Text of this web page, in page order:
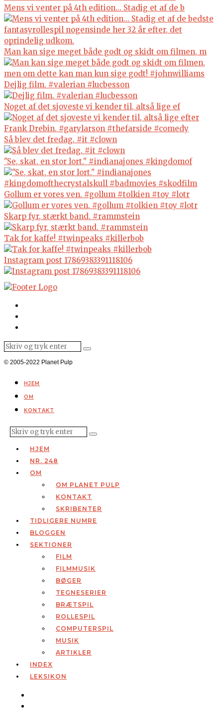
Mens vi venter på 4th edition... Stadig et af de b
Man kan sige meget både godt og skidt om filmen, m
Dejlig film. #valerian #lucbesson
Noget af det sjoveste vi kender til, altså lige ef
Så blev det fredag. #it #clown
"Se, skat, en stor lort." #indianajones #kingdomof
Gollum er vores ven. #gollum #tolkien #toy #lotr
Skarp fyr, stærkt band. #rammstein
Tak for kaffe! #twinpeaks #killerbob
Instagram post 17869383391118106
© 2005-2022 Planet Pulp
HJEM
OM
KONTAKT
HJEM
NR. 248
OM
OM PLANET PULP
KONTAKT
SKRIBENTER
TIDLIGERE NUMRE
BLOGGEN
SEKTIONER
FILM
FILMMUSIK
BØGER
TEGNESERIER
BRÆTSPIL
ROLLESPIL
COMPUTERSPIL
MUSIK
ARTIKLER
INDEX
LEKSIKON